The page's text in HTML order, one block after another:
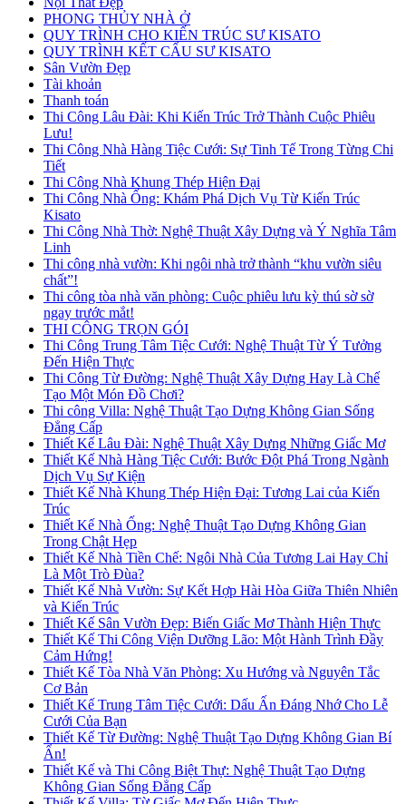
PHONG THỦY NHÀ Ở
QUY TRÌNH CHO KIẾN TRÚC SƯ KISATO
QUY TRÌNH KẾT CẤU SƯ KISATO
Sân Vườn Đẹp
Tài khoản
Thanh toán
Thi Công Lâu Đài: Khi Kiến Trúc Trở Thành Cuộc Phiêu
Lưu!
Thi Công Nhà Hàng Tiệc Cưới: Sự Tinh Tế Trong Từng Chi
Tiết
Thi Công Nhà Khung Thép Hiện Đại
Thi Công Nhà Ống: Khám Phá Dịch Vụ Từ Kiến Trúc
Kisato
Thi Công Nhà Thờ: Nghệ Thuật Xây Dựng và Ý Nghĩa Tâm
Linh
Thi công nhà vườn: Khi ngôi nhà trở thành “khu vườn siêu
chất”!
Thi công tòa nhà văn phòng: Cuộc phiêu lưu kỳ thú sờ sờ
ngay trước mắt!
THI CÔNG TRỌN GÓI
Thi Công Trung Tâm Tiệc Cưới: Nghệ Thuật Từ Ý Tưởng
Đến Hiện Thực
Thi Công Từ Đường: Nghệ Thuật Xây Dựng Hay Là Chế
Tạo Một Món Đồ Chơi?
Thi công Villa: Nghệ Thuật Tạo Dựng Không Gian Sống
Đẳng Cấp
Thiết Kế Lâu Đài: Nghệ Thuật Xây Dựng Những Giấc Mơ
Thiết Kế Nhà Hàng Tiệc Cưới: Bước Đột Phá Trong Ngành
Dịch Vụ Sự Kiện
Thiết Kế Nhà Khung Thép Hiện Đại: Tương Lai của Kiến
Trúc
Thiết Kế Nhà Ống: Nghệ Thuật Tạo Dựng Không Gian
Trong Chật Hẹp
Thiết Kế Nhà Tiền Chế: Ngôi Nhà Của Tương Lai Hay Chỉ
Là Một Trò Đùa?
Thiết Kế Nhà Vườn: Sự Kết Hợp Hài Hòa Giữa Thiên Nhiên
và Kiến Trúc
Thiết Kế Sân Vườn Đẹp: Biến Giấc Mơ Thành Hiện Thực
Thiết Kế Thi Công Viện Dưỡng Lão: Một Hành Trình Đầy
Cảm Hứng!
Thiết Kế Tòa Nhà Văn Phòng: Xu Hướng và Nguyên Tắc
Cơ Bản
Thiết Kế Trung Tâm Tiệc Cưới: Dấu Ấn Đáng Nhớ Cho Lễ
Cưới Của Bạn
Thiết Kế Từ Đường: Nghệ Thuật Tạo Dựng Không Gian Bí
Ẩn!
Thiết Kế và Thi Công Biệt Thự: Nghệ Thuật Tạo Dựng
Không Gian Sống Đẳng Cấp